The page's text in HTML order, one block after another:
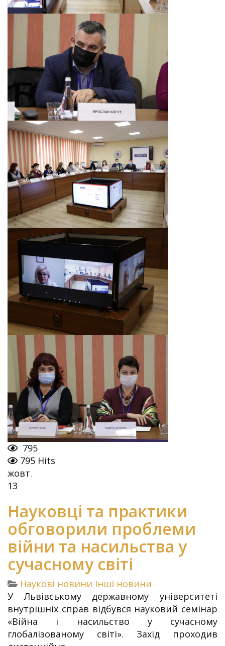
795
795 Hits
жовт.
13
Науковці та практики
обговорили проблеми
війни та насильства у
сучасному світі
Наукові новини Інші новини
У Львівському державному університеті
внутрішніх справ відбувся науковий семінар
«Війна і насильство у сучасному
глобалізованому світі». Захід проходив